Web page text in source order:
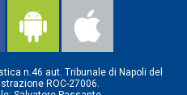
n.46 aut. Tribunale di Napoli del
ROC-27006.